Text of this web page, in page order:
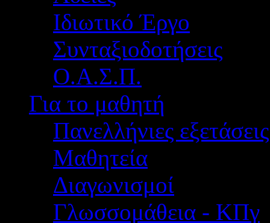
Ιδιωτικό Έργο
Συνταξιοδοτήσεις
Ο.Α.Σ.Π.
Για το μαθητή
Πανελλήνιες εξετάσεις
Μαθητεία
Διαγωνισμοί
Γλωσσομάθεια - ΚΠγ